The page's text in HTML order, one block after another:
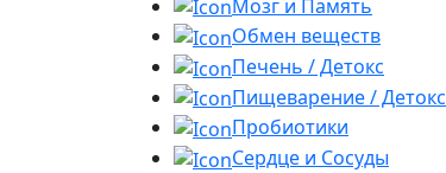
Мозг и Память
Обмен веществ
Печень / Детокс
Пищеварение / Детокс
Пробиотики
Сердце и Сосуды